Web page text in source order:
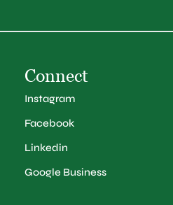
Connect
Instagram
Facebook
Linkedin
Google Business